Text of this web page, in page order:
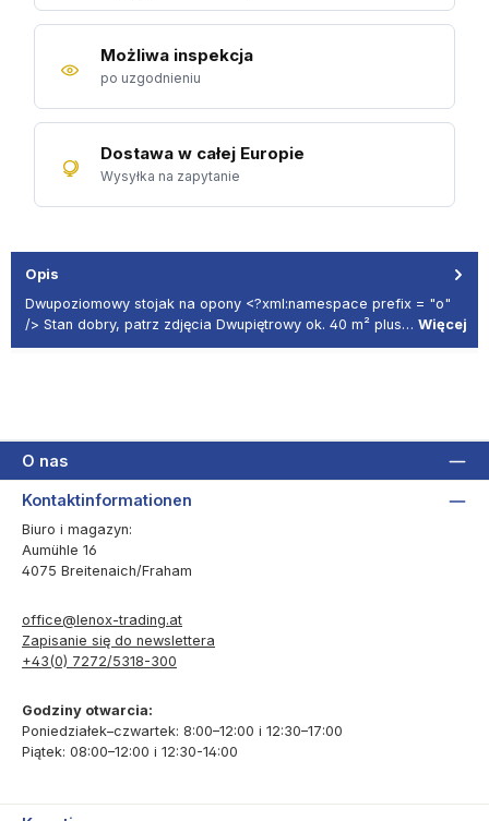
Możliwa inspekcja
po uzgodnieniu
Dostawa w całej Europie
Wysyłka na zapytanie
Opis
Dwupoziomowy stojak na opony <?xml:namespace prefix = "o"
/> Stan dobry, patrz zdjęcia Dwupiętrowy ok. 40 m² plus… Więcej
O nas
Kontaktinformationen
Biuro i magazyn:
Aumühle 16
4075 Breitenaich/Fraham
office@lenox-trading.at
Zapisanie się do newslettera
+43(0) 7272/5318-300
Godziny otwarcia:
Poniedziałek–czwartek: 8:00–12:00 i 12:30–17:00
Piątek: 08:00–12:00 i 12:30-14:00